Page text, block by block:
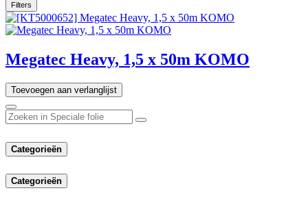
Filters
Megatec Heavy, 1,5 x 50m KOMO
Toevoegen aan verlanglijst
Categorieën
Categorieën